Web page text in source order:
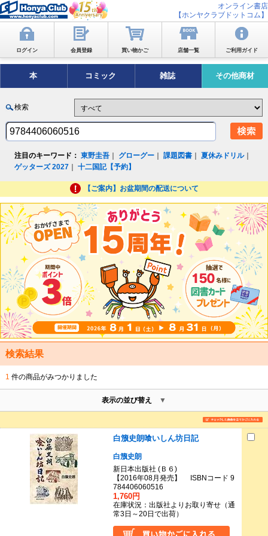
オンライン書店
【ホンヤクラブドットコム】
ログイン 会員登録 買い物かご 店舗一覧 ご利用ガイド
本 コミック 雑誌 その他商材
検索
注目のキーワード： 東野圭吾 グローグー ｜課題図書 ｜夏休みドリル｜
ゲッターズ 2027 ｜十二国記【予約】
【ご案内】お盆期間の配送について
検索結果
1 件の商品がみつかりました
表示の並び替え
白籏史朗喰いしん坊日記
白籏史朗
新日本出版社 (Ｂ６)
【2016年08月発売】 ISBNコード 9
784406060516
1,760円
在庫状況：出版社よりお取り寄せ（通
常3日～20日で出荷）